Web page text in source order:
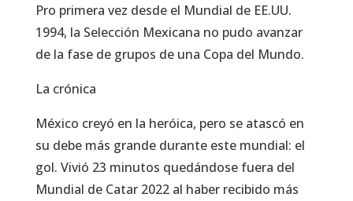
Pro primera vez desde el Mundial de EE.UU.
1994, la Selección Mexicana no pudo avanzar
de la fase de grupos de una Copa del Mundo.
La crónica
México creyó en la heróica, pero se atascó en
su debe más grande durante este mundial: el
gol. Vivió 23 minutos quedándose fuera del
Mundial de Catar 2022 al haber recibido más